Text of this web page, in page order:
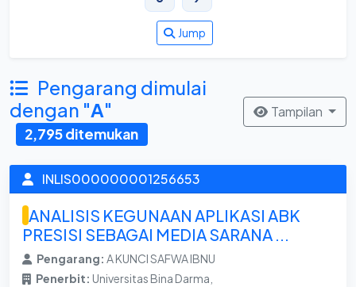
Jump
Pengarang dimulai
dengan "A"
2,795 ditemukan
Tampilan
INLIS000000001256653
ANALISIS KEGUNAAN APLIKASI ABK
PRESISI SEBAGAI MEDIA SARANA ...
Pengarang: A KUNCI SAFWA IBNU
Penerbit: Universitas Bina Darma,